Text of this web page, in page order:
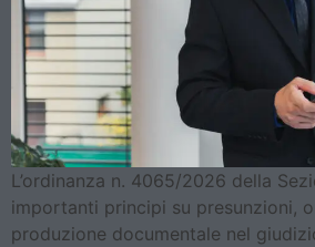
L’ordinanza n. 4065/2026 della
importanti principi su presunzioni,
produzione documentale nel